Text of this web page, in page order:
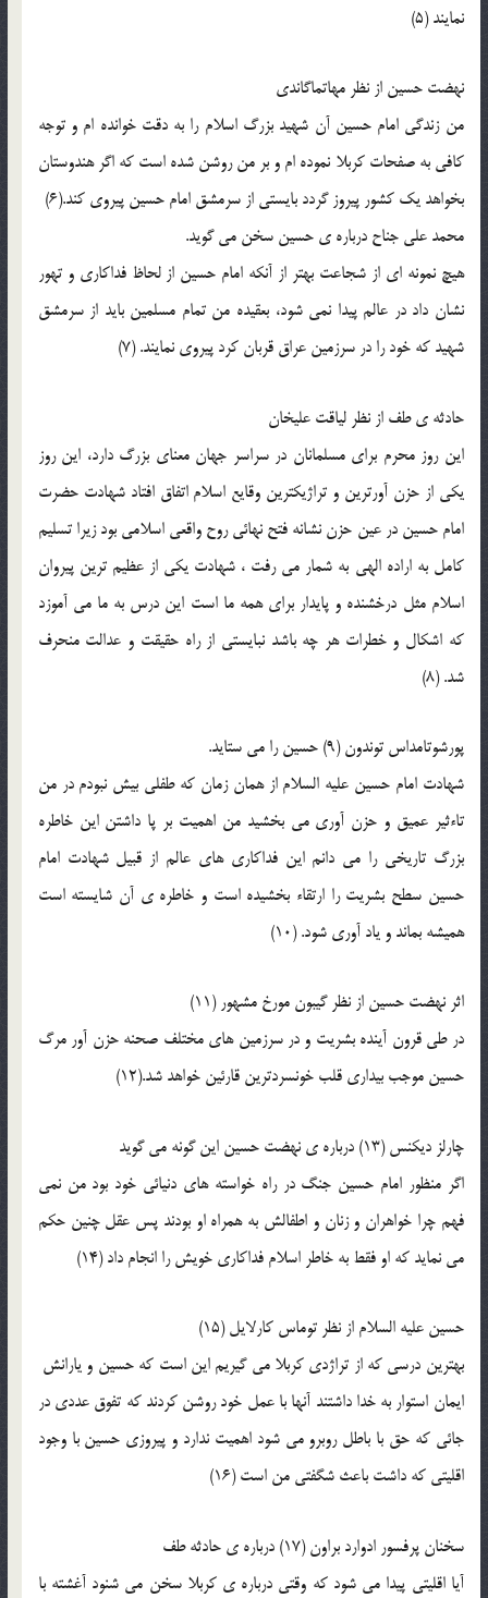
نمايند (5)
نهضت حسين از نظر مهاتماگاندى
من زندگى امام حسين آن شهيد بزرگ اسلام را به دقت خوانده ام و توجه
كافى به صفحات كربلا نموده ام و بر من روشن شده است كه اگر هندوستان
بخواهد يك كشور پيروز گردد بايستى از سرمشق امام حسين پيروى كند.(6)
محمد على جناح درباره ى حسين سخن مى گويد.
هيچ نمونه اى از شجاعت بهتر از آنكه امام حسين از لحاظ فداكارى و تهور
نشان داد در عالم پيدا نمى شود، بعقيده من تمام مسلمين بايد از سرمشق
شهيد كه خود را در سرزمين عراق قربان كرد پيروى نمايند. (7)
حادثه ى طف از نظر لياقت عليخان
اين روز محرم براى مسلمانان در سراسر جهان معناى بزرگ دارد، اين روز
يكى از حزن آورترين و تراژيكترين وقايع اسلام اتفاق افتاد شهادت حضرت
امام حسين در عين حزن نشانه فتح نهائى روح واقعى اسلامى بود زيرا تسليم
كامل به اراده الهى به شمار مى رفت ، شهادت يكى از عظيم ترين پيروان
اسلام مثل درخشنده و پايدار براى همه ما است اين درس به ما مى آموزد
كه اشكال و خطرات هر چه باشد نبايستى از راه حقيقت و عدالت منحرف
شد. (8)
پورشوتامداس توندون (9) حسين را مى ستايد.
شهادت امام حسين عليه السلام از همان زمان كه طفلى بيش نبودم در من
تاءثير عميق و حزن آورى مى بخشيد من اهميت بر پا داشتن اين خاطره
بزرگ تاريخى را مى دانم اين فداكارى هاى عالم از قبيل شهادت امام
حسين سطح بشريت را ارتقاء بخشيده است و خاطره ى آن شايسته است
هميشه بماند و ياد آورى شود. (10)
اثر نهضت حسين از نظر گيبون مورخ مشهور (11)
در طى قرون آينده بشريت و در سرزمين هاى مختلف صحنه حزن آور مرگ
حسين موجب بيدارى قلب خونسردترين قارئين خواهد شد.(12)
چارلز ديكنس (13) درباره ى نهضت حسين اين گونه مى گويد
اگر منظور امام حسين جنگ در راه خواسته هاى دنيائى خود بود من نمى
فهم چرا خواهران و زنان و اطفالش به همراه او بودند پس عقل چنين حكم
مى نمايد كه او فقط به خاطر اسلام فداكارى خويش را انجام داد (14)
حسين عليه السلام از نظر توماس كارلايل (15)
بهترين درسى كه از تراژدى كربلا مى گيريم اين است كه حسين و يارانش ‍
ايمان استوار به خدا داشتند آنها با عمل خود روشن كردند كه تفوق عددى در
جائى كه حق با باطل روبرو مى شود اهميت ندارد و پيروزى حسين با وجود
اقليتى كه داشت باعث شگفتى من است (16)
سخنان پرفسور ادوارد براون (17) درباره ى حادثه طف
آيا اقليتى پيدا مى شود كه وقتى درباره ى كربلا سخن مى شنود آغشته با